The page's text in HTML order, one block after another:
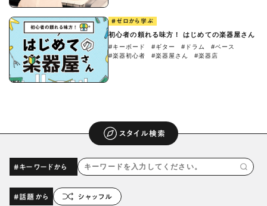
#ゼロから学ぶ
初心者の頼れる味方！ はじめての楽器屋さん
#キーボード #ギター #ドラム
#ベース
#楽器初心者
#楽器屋さん #楽器店
スタイル検索
#キーワードから
#話題から シャッフル